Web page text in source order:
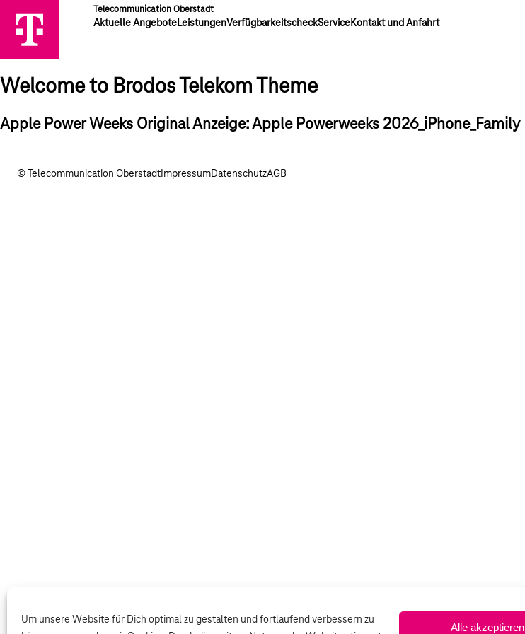
Um unsere Website für Dich optimal zu gestalten und fortlaufend verbessern zu
Alle akzeptieren
Telecommunication Oberstadt
Aktuelle AngeboteLeistungenVerfügbarkeitscheckServiceKontakt und Anfahrt
Welcome to Brodos Telekom Theme
Apple Power Weeks Original Anzeige: Apple Powerweeks 2026_iPhone_Family
© Telecommunication Oberstadt ImpressumDatenschutzAGB